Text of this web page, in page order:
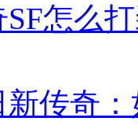
SF怎么
新传奇